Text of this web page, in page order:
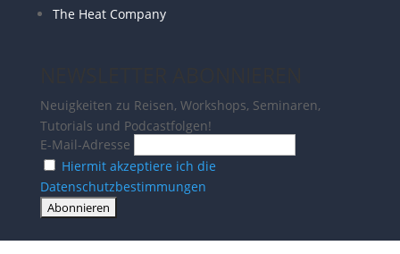
The Heat Company
Neuigkeiten zu Reisen, Workshops, Seminaren,
Tutorials und Podcastfolgen!
E-Mail-Adresse
Hiermit akzeptiere ich die
Datenschutzbestimmungen